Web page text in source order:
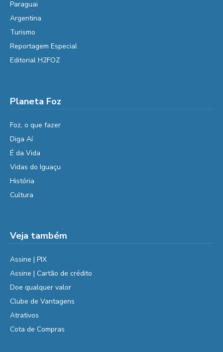
Paraguai
Argentina
Turismo
Reportagem Especial
Editorial H2FOZ
Planeta Foz
Foz, o que fazer
Diga Aí
É da Vida
Vidas do Iguaçu
História
Cultura
Veja também
Assine | PIX
Assine | Cartão de crédito
Doe qualquer valor
Clube de Vantagens
Atrativos
Cota de Compras